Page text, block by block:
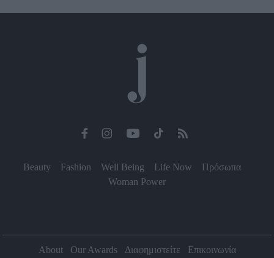
Beauty Fashion Well Being Life Now
Πρόσωπα
Woman Power
About Our Awards Διαφημιστείτε Επικοινωνία